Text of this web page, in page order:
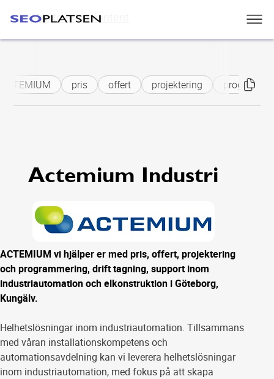
Skip to main content
pris offert projektering
Actemium Industri
ACTEMIUM vi hjälper er med pris, offert, projektering
och programmering, drift tagning, support inom
industriautomation och elkonstruktion i Göteborg,
Kungälv.
Helhetslösningar inom industriautomation. Tillsammans
med våran installationskompetens och
automationsavdelning kan vi leverera helhetslösningar
inom industriautomation, med fokus på att skapa